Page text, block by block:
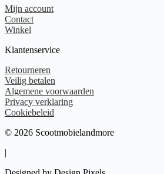
Mijn account
Contact
Winkel
Klantenservice
Retourneren
Veilig betalen
Algemene voorwaarden
Privacy verklaring
Cookiebeleid
© 2026 Scootmobielandmore
|